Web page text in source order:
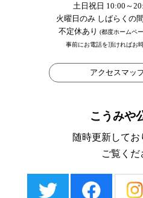
土日祝日 10:00～
火曜日のみ しばらくの
不定休あり (都度ホームペ
事前にお電話を頂ければお
アクセスマッ
こうみや
随時更新してお
ご覧くだ